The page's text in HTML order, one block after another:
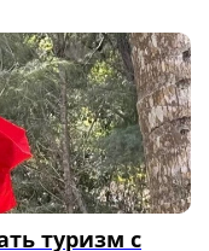
туризм с